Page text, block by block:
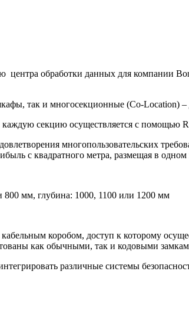
обработки данных для компании
так и многосекционные (Co-Location)
секцию осуществляется с помощью
многопользовательских
с квадратного метра, размещая в одном
мм, глубина: 1000, 1100 или 1200 мм
коробом, доступ к которому
как обычными, так и кодовыми
различные системы